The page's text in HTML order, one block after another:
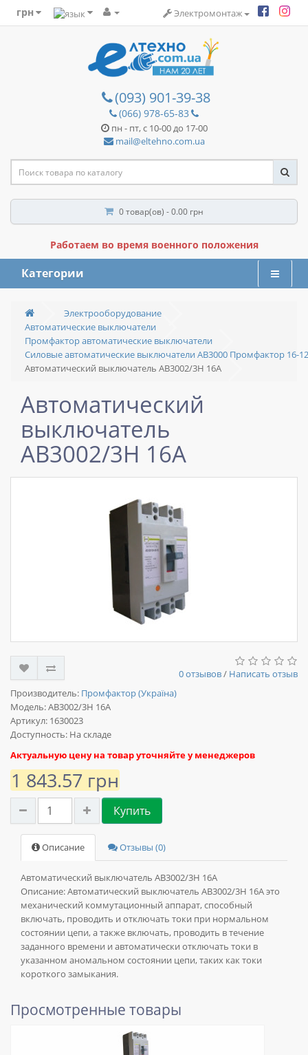
грн Электромонтаж
(093) 901-39-38
(066) 978-65-83
пн - пт, с 10-00 до 17-00
mail@eltehno.com.ua
0 товар(ов) - 0.00 грн
Работаем во время военного положения
Категории
Электрооборудование
Автоматические выключатели
Промфактор автоматические выключатели
Силовые автоматические выключатели АВ3000 Промфактор 16-
Автоматический выключатель АВ3002/3Н 16А
Автоматический
выключатель
АВ3002/3Н 16А
0 отзывов/ Написать отзыв
Производитель: Промфактор (Україна)
Модель:АВ3002/3Н 16А
Артикул: 1630023
Доступность: На складе
Актуальную цену на товар уточняйте у менеджеров
1 843.57 грн
Купить
Описание Отзывы (0)
Автоматический выключатель АВ3002/3Н 16А
Описание:Автоматический выключатель АВ3002/3Н 16А это
механический коммутационный аппарат, способный
включать, проводить и отключать токи при нормальном
состоянии цепи, а также включать, проводить в течение
заданного времени и автоматически отключать токи в
указанном аномальном состоянии цепи, таких как токи
короткого замыкания.
Просмотренные товары